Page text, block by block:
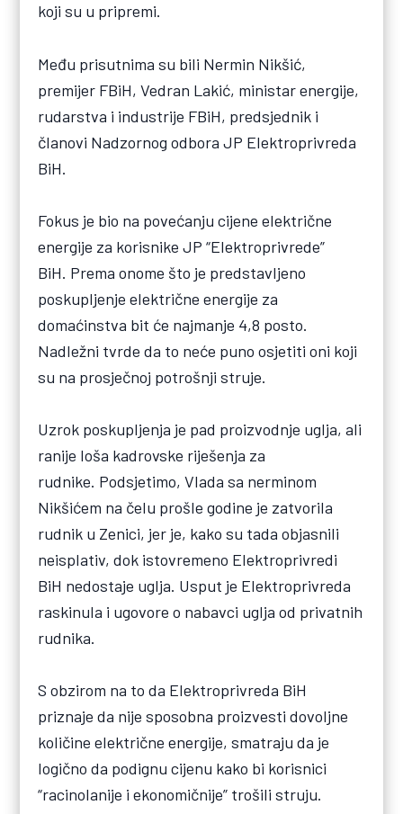
koji su u pripremi.
Među prisutnima su bili Nermin Nikšić,
premijer FBiH, Vedran Lakić, ministar energije,
rudarstva i industrije FBiH, predsjednik i
članovi Nadzornog odbora JP Elektroprivreda
BiH.
Fokus je bio na povećanju cijene električne
energije za korisnike JP “Elektroprivrede”
BiH. Prema onome što je predstavljeno
poskupljenje električne energije za
domaćinstva bit će najmanje 4,8 posto.
Nadležni tvrde da to neće puno osjetiti oni koji
su na prosječnoj potrošnji struje.
Uzrok poskupljenja je pad proizvodnje uglja, ali
ranije loša kadrovske riješenja za
rudnike. Podsjetimo, Vlada sa nerminom
Nikšićem na čelu prošle godine je zatvorila
rudnik u Zenici, jer je, kako su tada objasnili
neisplativ, dok istovremeno Elektroprivredi
BiH nedostaje uglja. Usput je Elektroprivreda
raskinula i ugovore o nabavci uglja od privatnih
rudnika.
S obzirom na to da Elektroprivreda BiH
priznaje da nije sposobna proizvesti dovoljne
količine električne energije, smatraju da je
logično da podignu cijenu kako bi korisnici
“racinolanije i ekonomičnije” trošili struju.